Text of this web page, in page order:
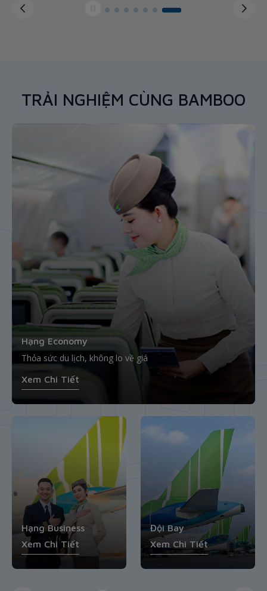
TRẢI NGHIỆM CÙNG BAMBOO
Hành trình tận tâm
Nơi sự thoải mái và giá trị hội tụ
Xem Chi Tiết
Hạng Economy
Thỏa sức du lịch, không lo về giá
Xem Chi Tiết
Hạng Business
Xem Chi Tiết
Đội Bay
Trải nghiệm bất tận cùng đội bay hàng đầu
Xem Chi Tiết
Mạng bay
Xem Chi Tiết
Hạng Business
Xem Chi Tiết
Đội Bay
Xem Chi Tiết